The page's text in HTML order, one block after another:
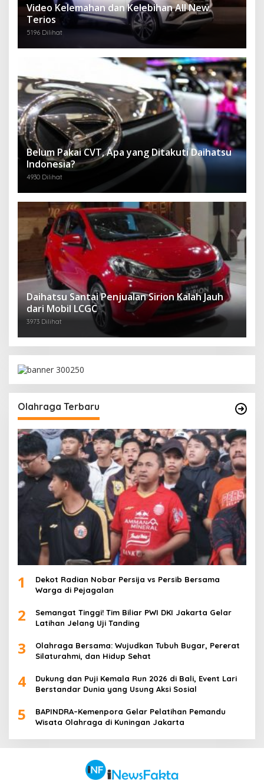
Video Kelemahan dan Kelebihan All New
Terios
5196 Dilihat
Belum Pakai CVT, Apa yang Ditakuti Daihatsu
Indonesia?
4930 Dilihat
Daihatsu Santai Penjualan Sirion Kalah Jauh
dari Mobil LCGC
3973 Dilihat
Olahraga Terbaru
1
Dekot Radian Nobar Persija vs Persib Bersama
Warga di Pejagalan
2
Semangat Tinggi! Tim Biliar PWI DKI Jakarta Gelar
Latihan Jelang Uji Tanding
3
Olahraga Bersama: Wujudkan Tubuh Bugar, Pererat
Silaturahmi, dan Hidup Sehat
4
Dukung dan Puji Kemala Run 2026 di Bali, Event Lari
Berstandar Dunia yang Usung Aksi Sosial
5
BAPINDRA–Kemenpora Gelar Pelatihan Pemandu
Wisata Olahraga di Kuningan Jakarta